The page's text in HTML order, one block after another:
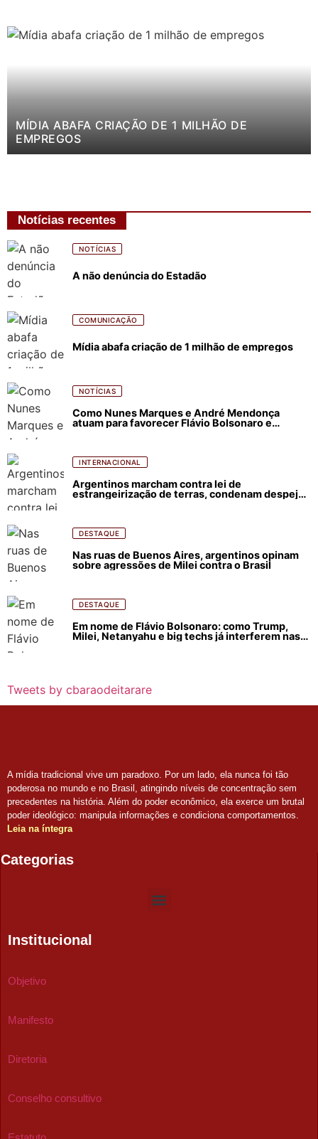
MÍDIA ABAFA CRIAÇÃO DE 1 MILHÃO DE
EMPREGOS
Notícias recentes
NOTÍCIAS
A não denúncia do Estadão
COMUNICAÇÃO
Mídia abafa criação de 1 milhão de empregos
NOTÍCIAS
Como Nunes Marques e André Mendonça
atuam para favorecer Flávio Bolsonaro e
INTERNACIONAL
Argentinos marcham contra lei de
estrangeirização de terras, condenam despejos
DESTAQUE
Nas ruas de Buenos Aires, argentinos opinam
sobre agressões de Milei contra o Brasil
DESTAQUE
Em nome de Flávio Bolsonaro: como Trump,
Milei, Netanyahu e big techs já interferem nas
Tweets by cbaraodeitarare
A mídia tradicional vive um paradoxo. Por um lado, ela nunca foi tão
poderosa no mundo e no Brasil, atingindo níveis de concentração sem
precedentes na história. Além do poder econômico, ela exerce um brutal
poder ideológico: manipula informações e condiciona comportamentos.
Leia na íntegra
Categorias
Institucional
Objetivo
Manifesto
Diretoria
Conselho consultivo